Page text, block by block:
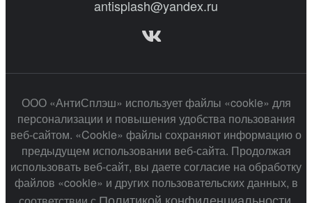
antisplash@yandex.ru
ООО «АнтиСплэш» использует файлы «cookie» для
персонализации и повышения удобства пользования
веб-сайтом. «Cookie» файлы сохраняют информацию о
предыдущем использовании веб-сайта. Продолжая
использовать веб-сайт, вы даете согласие на обработку
файлов «cookie» и других пользовательских данных, в